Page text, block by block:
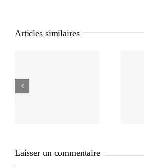
Articles similaires
Laisser un commentaire